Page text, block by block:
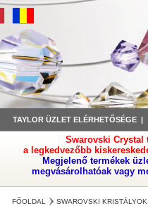
TAYLOR ÜZLET ELÉRHETŐSÉGE
Swarovski Crystal
a legkedvezőbb
Megjelenő termékek
megvásárolhatóak vagy
FŐOLDAL SWAROVSKI